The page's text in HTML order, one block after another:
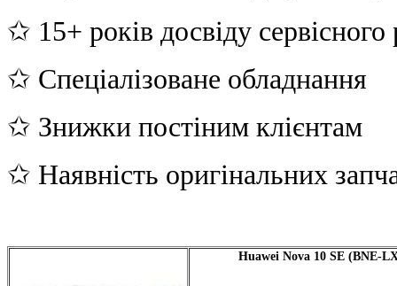
✩ 15+ років досвіду
✩ Спеціалізоване обладнання
✩ Знижки постіним клієнтам
✩ Наявність оригінальних
Huawei Nova 10 SE (BNE-